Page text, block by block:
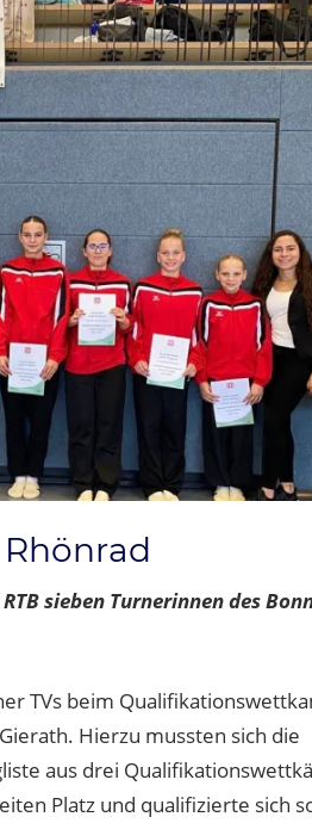
sieben Turnerinnen des
TVs beim
Hierzu mussten sich die
aus drei
Platz und qualifizierte sich